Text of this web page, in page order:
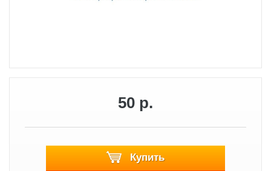
50 р.
Купить